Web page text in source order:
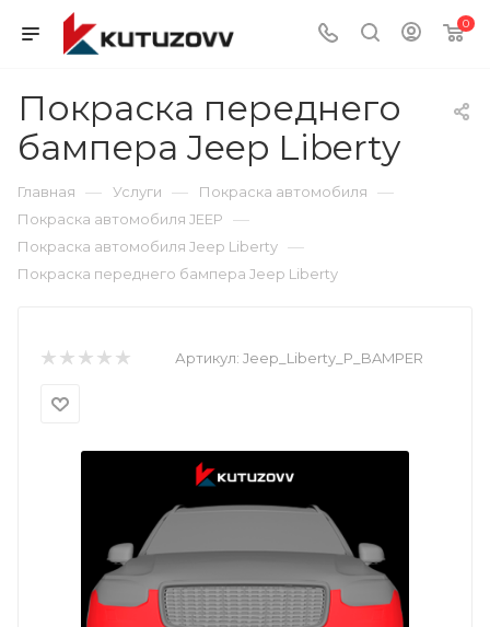
0
Покраска переднего
бампера Jeep Liberty
Главная — Услуги — Покраска автомобиля —
Покраска автомобиля JEEP —
Покраска автомобиля Jeep Liberty —
Покраска переднего бампера Jeep Liberty
Артикул: Jeep_Liberty_P_BAMPER